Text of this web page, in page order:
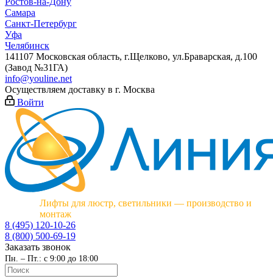
Самара
Санкт-Петербург
Уфа
Челябинск
141107 Московская область, г.Щелково, ул.Браварская, д.100
(Завод №31ГА)
info@youline.net
Осуществляем доставку в г. Москва
Войти
Лифты для люстр, светильники — производство и
монтаж
8 (495) 120-10-26
8 (800) 500-69-19
Заказать звонок
Пн. – Пт.: с 9:00 до 18:00